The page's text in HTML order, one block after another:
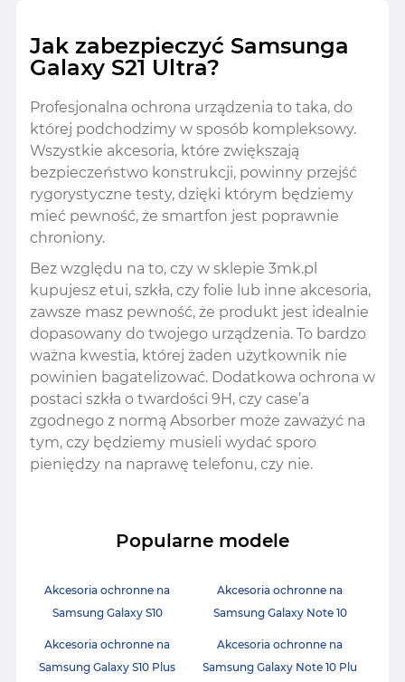
Jak zabezpieczyć Samsunga
Galaxy S21 Ultra?
Profesjonalna ochrona urządzenia to taka, do
której podchodzimy w sposób kompleksowy.
Wszystkie akcesoria, które zwiększają
bezpieczeństwo konstrukcji, powinny przejść
rygorystyczne testy, dzięki którym będziemy
mieć pewność, że smartfon jest poprawnie
chroniony.
Bez względu na to, czy w sklepie 3mk.pl
kupujesz etui, szkła, czy folie lub inne akcesoria,
zawsze masz pewność, że produkt jest idealnie
dopasowany do twojego urządzenia. To bardzo
ważna kwestia, której żaden użytkownik nie
powinien bagatelizować. Dodatkowa ochrona w
postaci szkła o twardości 9H, czy case’a
zgodnego z normą Absorber może zaważyć na
tym, czy będziemy musieli wydać sporo
pieniędzy na naprawę telefonu, czy nie.
Popularne modele
Akcesoria ochronne na
Samsung Galaxy S10
Akcesoria ochronne na
Samsung Galaxy S10 Plus
Akcesoria ochronne na
Samsung Galaxy Note 10
Akcesoria ochronne na
Samsung Galaxy Note 10 Plu